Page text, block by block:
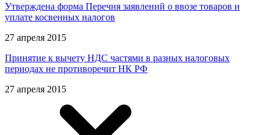
Утверждена форма Перечня заявлений о ввозе товаров и
уплате косвенных налогов
27 апреля 2015
Принятие к вычету НДС частями в разных налоговых
периодах не противоречит НК РФ
27 апреля 2015